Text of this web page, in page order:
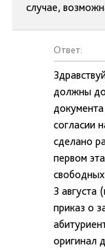
случае,
Ответ:
должны до
согласии
сделано
первом
3 августа
приказ о
оригинал